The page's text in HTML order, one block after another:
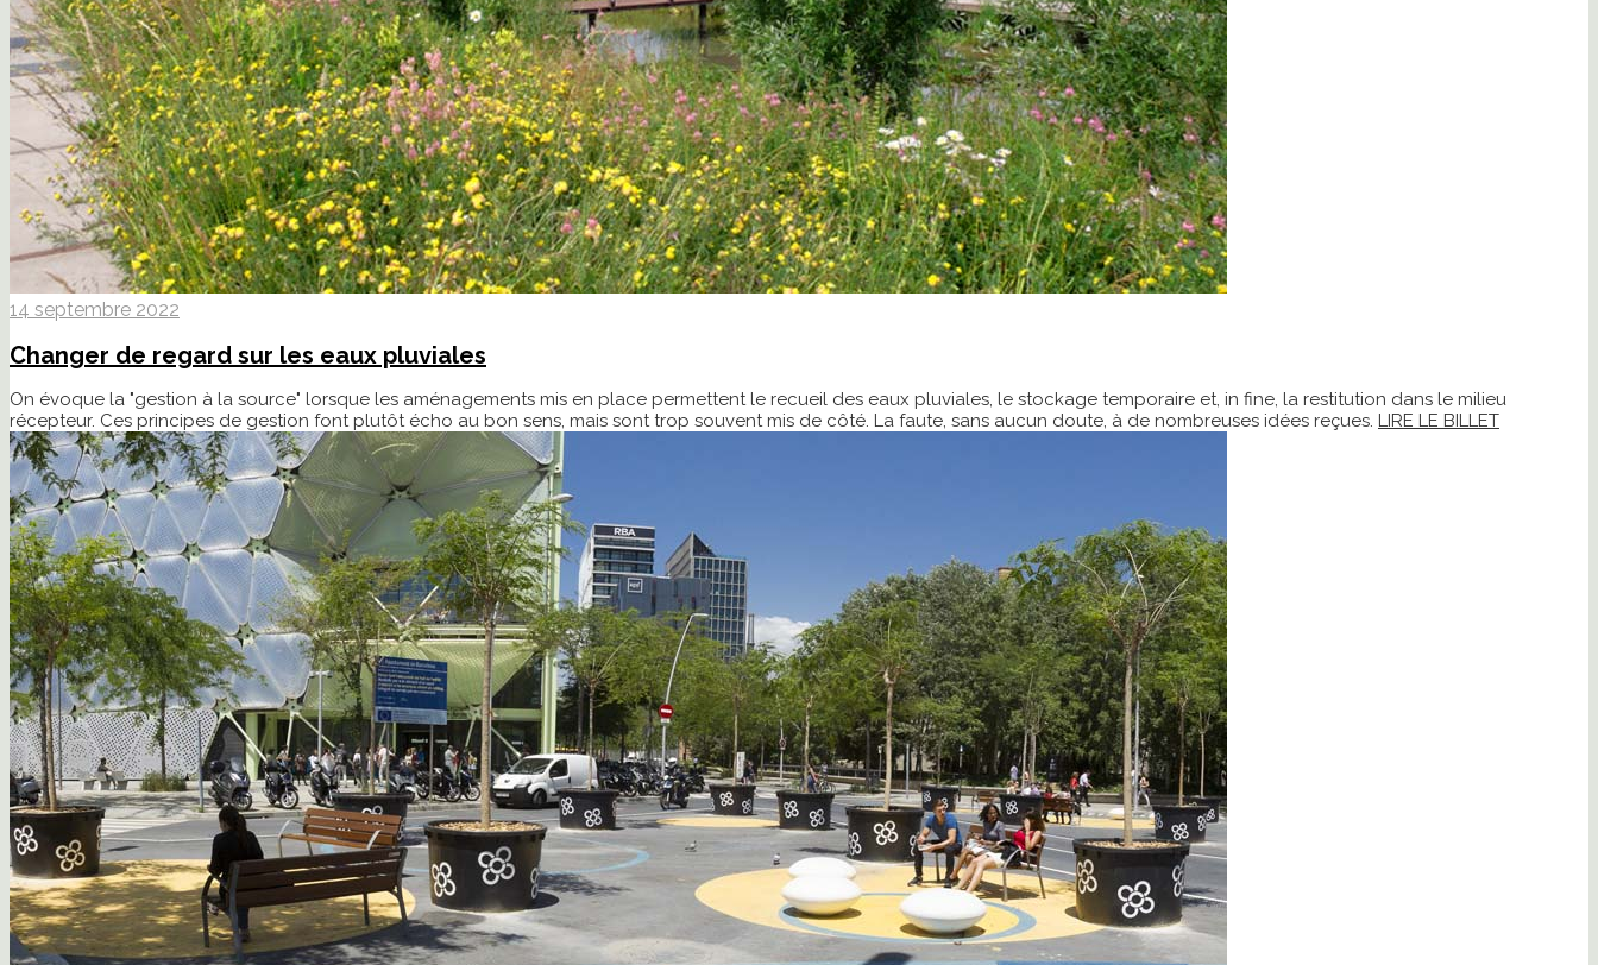
14 septembre 2022
Changer de regard sur les eaux pluviales
On évoque la "gestion à la source" lorsque les aménagements mis en place permettent le recueil des eaux pluviales, le stockage temporaire et, in fine, la restitution dans le milieu
récepteur. Ces principes de gestion font plutôt écho au bon sens, mais sont trop souvent mis de côté. La faute, sans aucun doute, à de nombreuses idées reçues. LIRE LE BILLET